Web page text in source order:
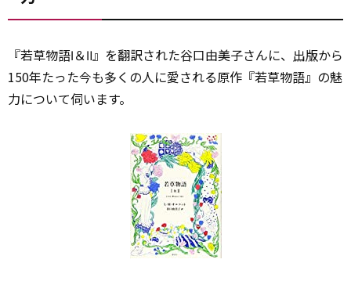
『若草物語Ⅰ＆Ⅱ』を翻訳された谷口由美子さんに、 出版から
150年たった今も多くの人に愛される原作『若草物語』の魅
力について伺います。